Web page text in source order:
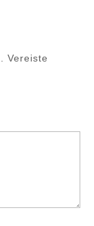
Vereiste